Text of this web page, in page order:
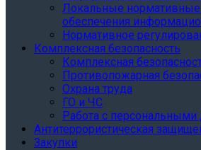
Локальные
обеспечения
Нормативное
Комплексная безопасность
Комплексная
Противопожарная
Охрана труда
ГО и ЧС
Работа с
Антитеррористическая
Закупки